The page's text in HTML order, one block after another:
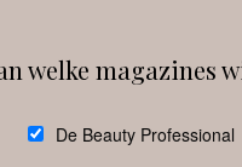
welke magazines
De Beauty Professional